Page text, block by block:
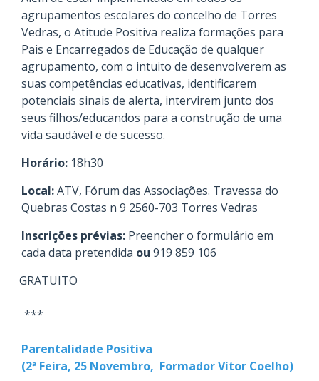
agrupamentos escolares do concelho de Torres
Vedras, o Atitude Positiva realiza formações para
Pais e Encarregados de Educação de qualquer
agrupamento, com o intuito de desenvolverem as
suas competências educativas, identificarem
potenciais sinais de alerta, intervirem junto dos
seus filhos/educandos para a construção de uma
vida saudável e de sucesso.
Horário: 18h30
Local:ATV, Fórum das Associações. Travessa do
Quebras Costas n 9 2560-703 Torres Vedras
Inscrições prévias: Preencher o formulário em
cada data pretendida ou 919 859 106
GRATUITO
***
Parentalidade Positiva
(2ª Feira, 25 Novembro, Formador Vítor Coelho)